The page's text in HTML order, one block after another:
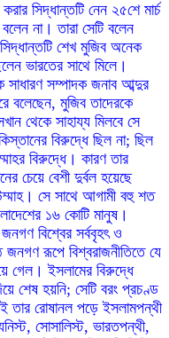
সিদ্ধান্তটি নেন ২৫শে মার্চ
না। তারা সেটি বলেন
শেখ মুজিব অনেক
ভারতের সাথে মিলে।
সাধারণ সম্পাদক জনাব আব্দুর
বলেছেন, মুজিব তাদেরকে
থেকে সাহায্য মিলবে সে
বিরুদ্ধে ছিল না; ছিল
বিরুদ্ধে। কারণ তার
চেয়ে বেশী দুর্বল হয়েছে
সে সাথে আগামী বহু শত
১৬ কোটি মানুষ।
জনগণ বিশ্বের সর্ববৃহৎ ও
জনগণ রূপে বিশ্বরাজনীতিতে যে
গেল। ইসলামের বিরুদ্ধে
শেষ হয়নি; সেটি বরং প্রচণ্ড
তার রোষানল পড়ে ইসলামপন্থী
সোসালিস্ট, ভারতপন্থী,